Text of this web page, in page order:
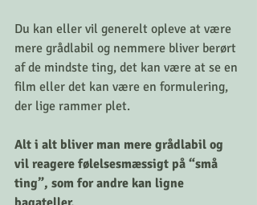
Du kan eller vil generelt opleve at være
mere grådlabil og nemmere bliver berørt
af de mindste ting, det kan være at se en
film eller det kan være en formulering,
der lige rammer plet.
Alt i alt bliver man mere grådlabil og
vil reagere følelsesmæssigt på “små
ting”, som for andre kan ligne